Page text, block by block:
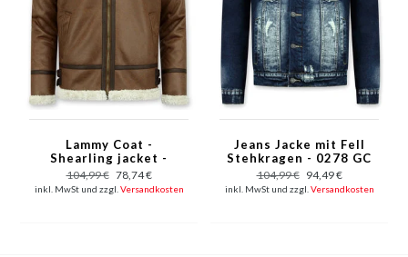
Lammy Coat -
Shearling jacket -
Braun
104,99 € 78,74 €
inkl. MwSt und zzgl. Versandkosten
Jeans Jacke mit Fell
Stehkragen - 0278 GC
- Blau
104,99 € 94,49 €
inkl. MwSt und zzgl. Versandkosten